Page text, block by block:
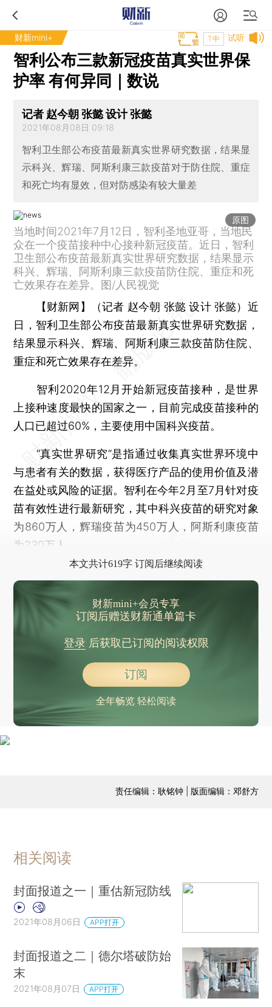
财新mini+ 试听
T中
智利公布三款新冠疫苗真实世界保
护率 有何异同｜数说
记者 赵今朝 张懿 设计 张懿
2021年08月08日 09:18
智利卫生部公布疫苗最新真实世界研究数据，结果显
示科兴、辉瑞、阿斯利康三款疫苗对于防住院、重症
和死亡均有显效，但对防感染有较大量差
原图
当地时间2021年7月12日，智利圣地亚哥，当地民
众在一个疫苗接种中心接种新冠疫苗。近日，智利
卫生部公布疫苗最新真实世界研究数据，结果显示
科兴、辉瑞、阿斯利康三款疫苗防住院、重症和死
亡效果存在差异。图/人民视觉
【财新网】（记者 赵今朝 张懿 设计 张懿） 近
日，智利卫生部公布疫苗最新真实世界研究数据，
结果显示科兴、辉瑞、阿斯利康三款疫苗防住院、
重症和死亡效果存在差异。
智利2020年12月开始新冠疫苗接种，是世界
上接种速度最快的国家之一，目前完成疫苗接种的
人口已超过60%，主要使用中国科兴疫苗。
“真实世界研究”是指通过收集真实世界环境中
与患者有关的数据，获得医疗产品的使用价值及潜
在益处或风险的证据。智利在今年2月至7月针对疫
苗有效性进行最新研究，其中科兴疫苗的研究对象
为860万人，辉瑞疫苗为450万人，阿斯利康疫苗
为230万人。
本文共计619字 订阅后继续阅读
财新mini+会员专享
订阅后赠送财新通单篇卡
登录后获取已订阅的阅读权限
订阅
全年畅览 轻松阅读
责任编辑：耿铭钟 | 版面编辑：邓舒方
相关阅读
封面报道之一｜重估新冠防线
2021年08月06日 APP打开
封面报道之二｜德尔塔破防始
末
2021年08月07日 APP打开